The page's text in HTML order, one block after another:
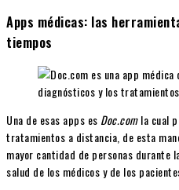
Apps médicas: las
tiempos
Una de esas apps es Doc.comla cual
tratamientos a distancia, de esta
mayor cantidad de personas durante
salud de los médicos y de los